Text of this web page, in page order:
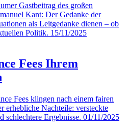
Gastbeitrag des großen
Kant: Der Gedanke der
als Leitgedanke dienen – ob
Politik. 15/11/2025
Fees Ihrem
Fees klingen nach einem fairen
erhebliche Nachteile: versteckte
schlechtere Ergebnisse. 01/11/2025